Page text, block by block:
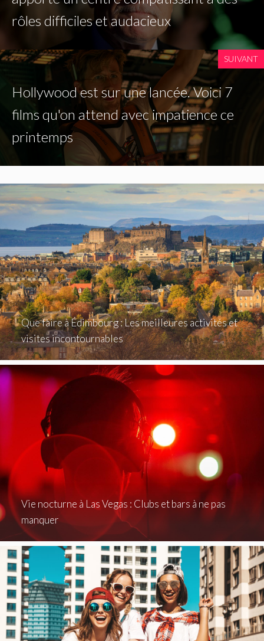
rôles difficiles et audacieux
SUIVANT
Hollywood est sur une lancée. Voici 7
films qu'on attend avec impatience ce
printemps
Que faire à Édimbourg : Les meilleures activités et
visites incontournables
Vie nocturne à Las Vegas : Clubs et bars à ne pas
manquer